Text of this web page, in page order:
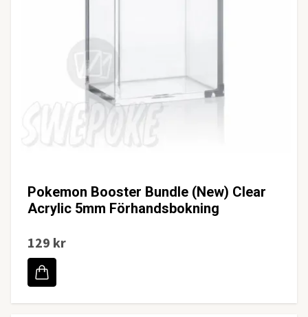
Pokemon Booster Bundle (New) Clear
Acrylic 5mm Förhandsbokning
129 kr